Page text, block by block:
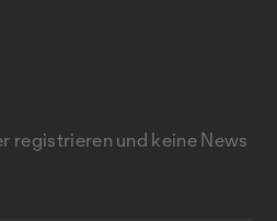
registrieren und keine News